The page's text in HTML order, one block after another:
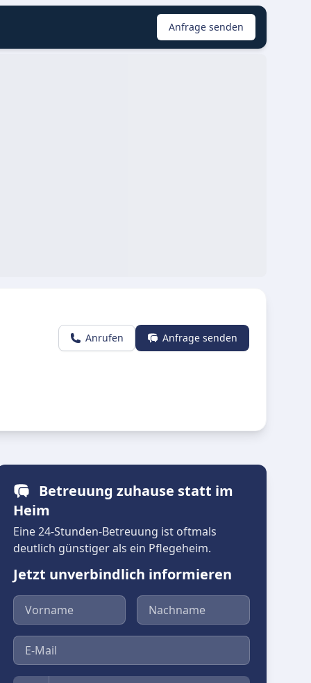
Anfrage senden
Anrufen Anfrage senden
Betreuung zuhause statt im
Heim
Eine 24-Stunden-Betreuung ist oftmals
deutlich günstiger als ein Pflegeheim.
Jetzt unverbindlich informieren
Vorname Nachname
E-Mail